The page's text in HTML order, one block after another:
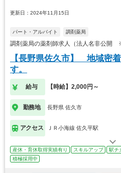
更新日：2024年11月15日
パート・アルバイト 調剤薬局
調剤薬局の薬剤師求人（法人名非公開
【長野県佐久市】 地域密
す。
給与 【時給】2,000円～
勤務地 長野県 佐久市
アクセス ＪＲ小海線 佐久平駅
産休・育休取得実績有り スキルアップ 駅チ
積極採用中